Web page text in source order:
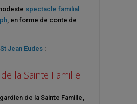
spectacle familial
, en forme de conte de
Jean Eudes:
la Sainte Famille
de la Sainte Famille,